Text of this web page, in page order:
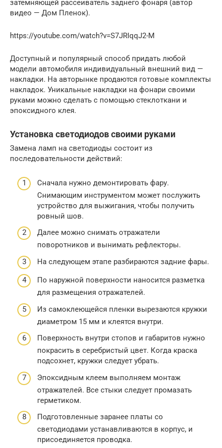
затемняющей рассеиватель заднего фонаря (автор
видео — Дом Пленок).
https://youtube.com/watch?v=S7JRIqqJ2-M
Доступный и популярный способ придать любой
модели автомобиля индивидуальный внешний вид —
накладки. На авторынке продаются готовые комплекты
накладок. Уникальные накладки на фонари своими
руками можно сделать с помощью стеклоткани и
эпоксидного клея.
Установка светодиодов своими руками
Замена ламп на светодиоды состоит из
последовательности действий:
Сначала нужно демонтировать фару.
Снимающим инструментом может послужить
устройство для выжигания, чтобы получить
ровный шов.
Далее можно снимать отражатели
поворотников и вынимать рефлекторы.
На следующем этапе разбираются задние фары.
По наружной поверхности наносится разметка
для размещения отражателей.
Из самоклеющейся пленки вырезаются кружки
диаметром 15 мм и клеятся внутри.
Поверхность внутри стопов и габаритов нужно
покрасить в серебристый цвет. Когда краска
подсохнет, кружки следует убрать.
Эпоксидным клеем выполняем монтаж
отражателей. Все стыки следует промазать
герметиком.
Подготовленные заранее платы со
светодиодами устанавливаются в корпус, и
присоединяется проводка.